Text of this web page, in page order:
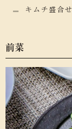
キムチ盛合せ
前菜